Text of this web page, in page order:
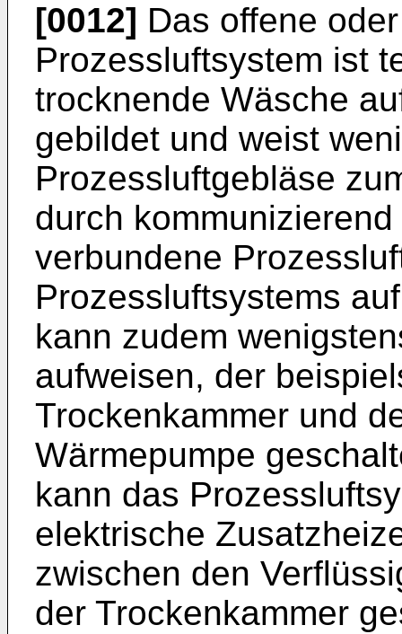
[0012] Das offene
Prozessluftsystem ist
trocknende Wäsche
gebildet und weist
Prozessluftgebläse
durch
verbundene
Prozessluftsystems
kann zudem
aufweisen, der
Trockenkammer und
Wärmepumpe
kann das
elektrische
zwischen den
der Trockenkammer